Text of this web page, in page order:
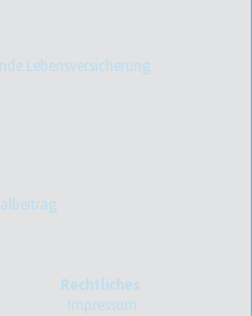
Lebensversicherung
Rechtliches
Impressum